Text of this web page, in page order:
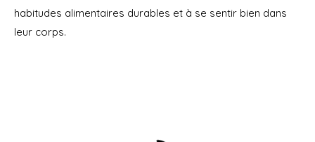
habitudes alimentaires durables et à se sentir bien dans
leur corps.